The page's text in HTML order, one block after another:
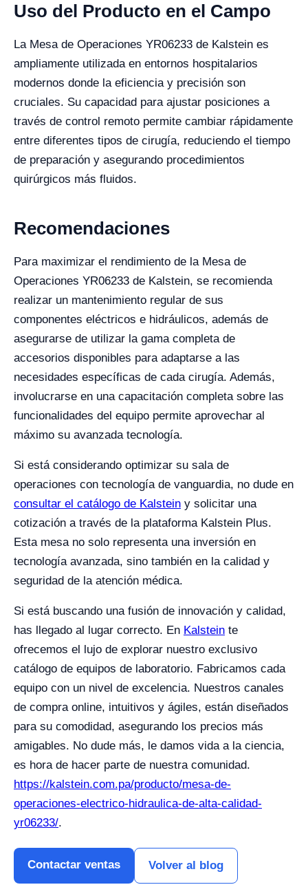
Uso del Producto en el Campo
La Mesa de Operaciones YR06233 de Kalstein es
ampliamente utilizada en entornos hospitalarios
modernos donde la eficiencia y precisión son
cruciales. Su capacidad para ajustar posiciones a
través de control remoto permite cambiar rápidamente
entre diferentes tipos de cirugía, reduciendo el tiempo
de preparación y asegurando procedimientos
quirúrgicos más fluidos.
Recomendaciones
Para maximizar el rendimiento de la Mesa de
Operaciones YR06233 de Kalstein, se recomienda
realizar un mantenimiento regular de sus
componentes eléctricos e hidráulicos, además de
asegurarse de utilizar la gama completa de
accesorios disponibles para adaptarse a las
necesidades específicas de cada cirugía. Además,
involucrarse en una capacitación completa sobre las
funcionalidades del equipo permite aprovechar al
máximo su avanzada tecnología.
Si está considerando optimizar su sala de
operaciones con tecnología de vanguardia, no dude en
consultar el catálogo de Kalstein y solicitar una
cotización a través de la plataforma Kalstein Plus.
Esta mesa no solo representa una inversión en
tecnología avanzada, sino también en la calidad y
seguridad de la atención médica.
Si está buscando una fusión de innovación y calidad,
has llegado al lugar correcto. En Kalstein te
ofrecemos el lujo de explorar nuestro exclusivo
catálogo de equipos de laboratorio. Fabricamos cada
equipo con un nivel de excelencia. Nuestros canales
de compra online, intuitivos y ágiles, están diseñados
para su comodidad, asegurando los precios más
amigables. No dude más, le damos vida a la ciencia,
es hora de hacer parte de nuestra comunidad.
https://kalstein.com.pa/producto/mesa-de-
operaciones-electrico-hidraulica-de-alta-calidad-
yr06233/.
Contactar ventas Volver al blog